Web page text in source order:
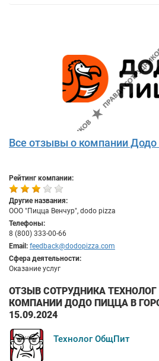
Все отзывы о компании
Рейтинг компании:
Другие названия:
ООО "Пицца Венчур", dodo pizza
Телефоны:
8 (800) 333-00-66
Email: feedback@dodopizza.com
Сфера деятельности:
Оказание услуг
ОТЗЫВ СОТРУДНИКА
КОМПАНИИ ДОДО ПИЦЦА В
15.09.2024
Технолог ОбщПит